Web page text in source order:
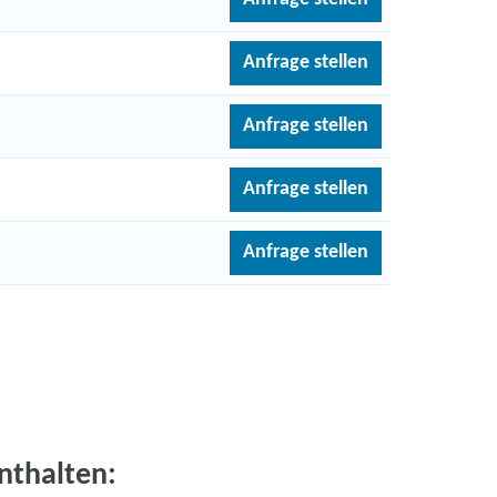
Anfrage stellen
Anfrage stellen
Anfrage stellen
Anfrage stellen